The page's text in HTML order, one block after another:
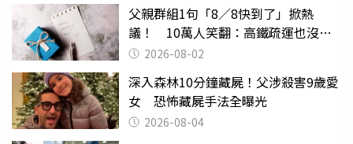
父親群組1句「8／8快到了」掀熱
議！ 10萬人笑翻：高鐵疏運也沒列
父親節
2026-08-02
深入森林10分鐘藏屍！父涉殺害9歲愛
女 恐怖藏屍手法全曝光
2026-08-04